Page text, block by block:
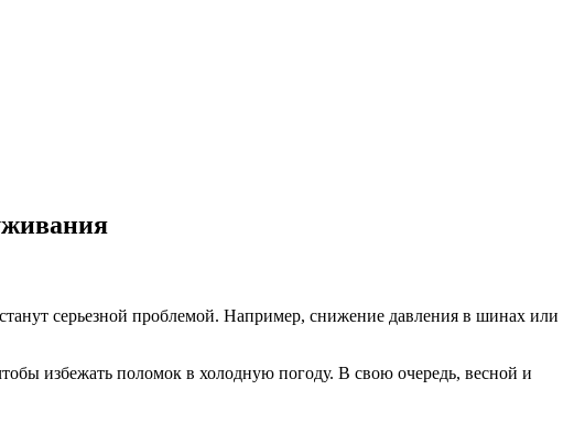
серьезной проблемой. Например, снижение давления в шинах или
избежать поломок в холодную погоду. В свою очередь, весной и